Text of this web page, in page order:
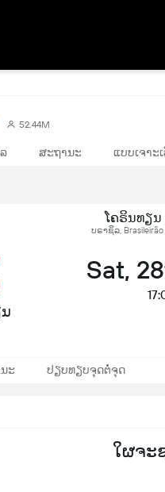
52.44M
ສະຖານະ ແບບເຈາະ
ໂຄຣິນທຽນ
ບຣາຊິລ, Brasileirão
Sat,
ະ ປຽບທຽບຈຸດຕໍ່ຈຸດ
ໃຜຈະ